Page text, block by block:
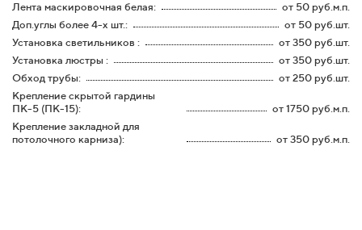
Лента маскировочная белая:
от 50 руб.м.п.
Доп.углы более 4-х шт.:
от 50 руб.шт.
Установка светильников :
от 350 руб.шт.
Установка люстры :
от 350 руб.шт.
Обход трубы:
от 250 руб.шт.
Крепление скрытой гардины
ПК-5 (ПК-15):
от 1750 руб.м.п.
Крепление закладной для
потолочного карниза):
от 350 руб.м.п.